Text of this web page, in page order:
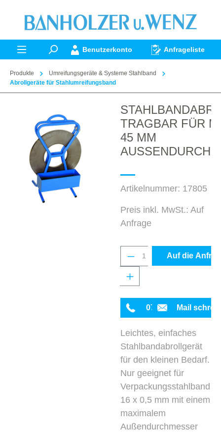
springen
Benutzerkonto Anfrageliste
Produkte
Umreifungsgeräte & Systeme Stahlband
Abrollgeräte für Stahlumreifungsband
TRAGBAR FÜR
45 MM
Artikelnummer: 17805
Preis inkl. MwSt.: Auf
Anfrage
Produkt Anzahl:
Auf die
0711 342934-0
Mail
Leichtes, einfaches
Stahlbandabrollgerät
für den kleinen Bedarf.
Nur geeignet für
Verpackungsstahlband
16 x 0,5 mm mit einem
maximalem
Außendurchmesser